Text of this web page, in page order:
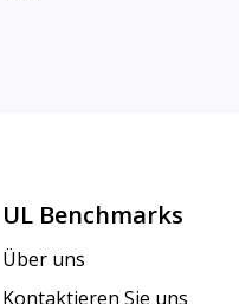
UL Benchmarks
Über uns
Kontaktieren Sie uns